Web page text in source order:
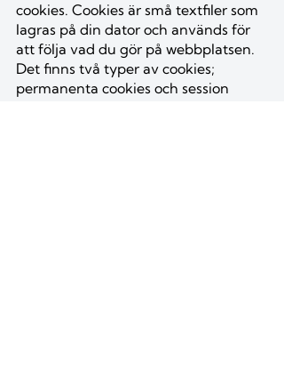
cookies. Cookies är små textfiler som
lagras på din dator och används för
att följa vad du gör på webbplatsen.
Det finns två typer av cookies;
permanenta cookies och session